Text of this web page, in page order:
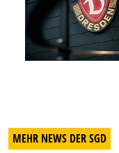
MEHR NEWS DER SGD